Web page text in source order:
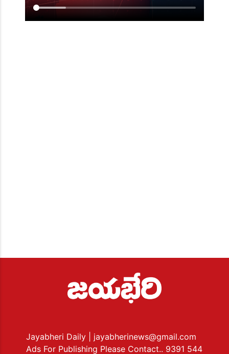
Jayabheri Daily
| jayabherinews@gmail.com
Ads For Publishing Please Contact.. 9391 544